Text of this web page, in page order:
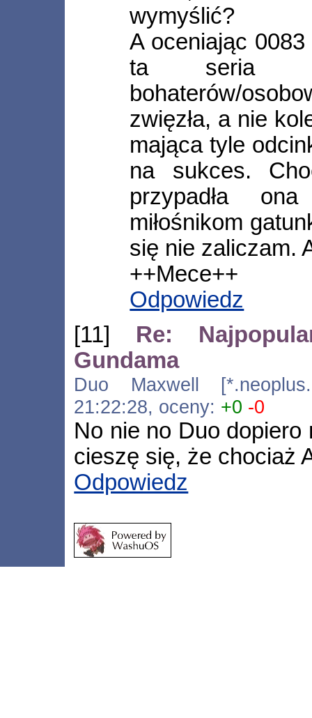
wymyślić?
A oceniając
ta seria
bohaterów/
zwięzła, a nie
mająca tyle
na sukces.
przypadła
miłośnikom
się nie zaliczam.
++Mece++
Odpowiedz
[11] Re:
Gundama
Duo Maxwell
21:22:28, oceny: +0 -0
No nie no Duo
cieszę się, że chociaż
Odpowiedz